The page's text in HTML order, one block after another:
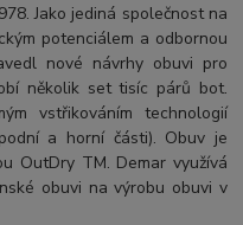
Jako jediná společnost na
potenciálem a odbornou
nové návrhy obuvi pro
několik set tisíc párů bot.
vstřikováním technologií
a horní části). Obuv je
OutDry TM. Demar využívá
obuvi na výrobu obuvi v